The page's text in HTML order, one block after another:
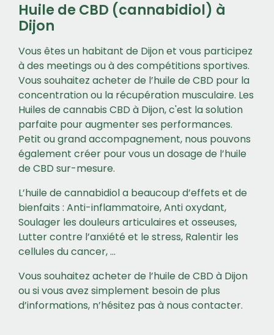
Huile de CBD (cannabidiol) à
Dijon
Vous êtes un habitant de Dijon et vous participez
à des meetings ou à des compétitions sportives.
Vous souhaitez acheter de l’huile de CBD pour la
concentration ou la récupération musculaire. Les
Huiles de cannabis CBD à Dijon, c'est la solution
parfaite pour augmenter ses performances.
Petit ou grand accompagnement, nous pouvons
également créer pour vous un dosage de l’huile
de CBD sur-mesure.
L’huile de cannabidiol a beaucoup d’effets et de
bienfaits : Anti-inflammatoire, Anti oxydant,
Soulager les douleurs articulaires et osseuses,
Lutter contre l’anxiété et le stress, Ralentir les
cellules du cancer, …
Vous souhaitez acheter de l’huile de CBD à Dijon
ou si vous avez simplement besoin de plus
d’informations, n’hésitez pas à nous contacter.